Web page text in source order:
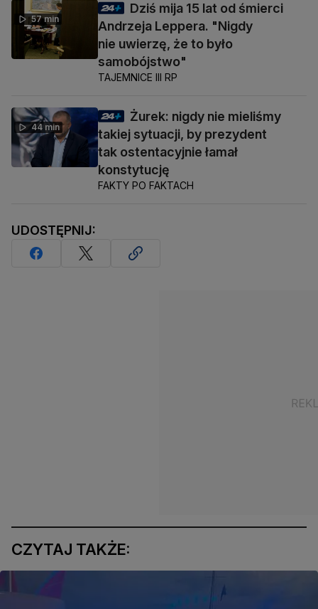
57 min
Dziś mija 15 lat od śmierci
Andrzeja Leppera. "Nigdy
nie uwierzę, że to było
samobójstwo"
TAJEMNICE III RP
44 min
Żurek: nigdy nie mieliśmy
takiej sytuacji, by prezydent
tak ostentacyjnie łamał
konstytucję
FAKTY PO FAKTACH
UDOSTĘPNIJ:
CZYTAJ TAKŻE: